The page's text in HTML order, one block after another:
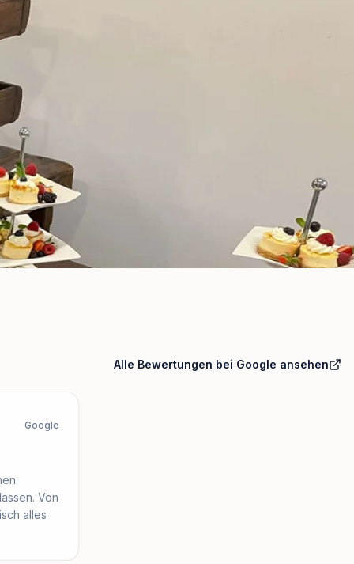
Alle Bewertungen bei Google ansehen
Google
Von
alles